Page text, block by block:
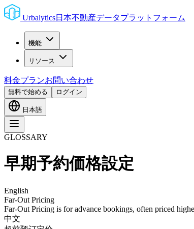
Urbalytics日本不動産データプラットフォーム
機能
リソース
料金プランお問い合わせ
無料で始める ログイン
日本語
GLOSSARY
早期予約価格設定
English
Far-Out Pricing
Far-Out Pricing is for advance bookings, often priced
中文